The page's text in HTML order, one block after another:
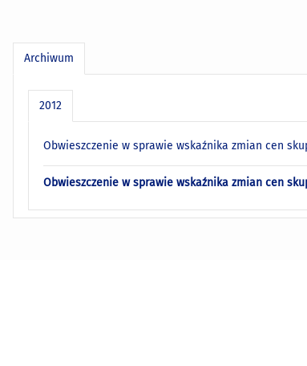
Archiwum
2012
Obwieszczenie w sprawie wskaźnika zmian cen
Obwieszczenie w sprawie wskaźnika zmian cen